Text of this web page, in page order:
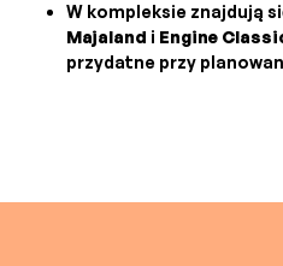
W kompleksie znajdują
Majaland i Engine
przydatne przy